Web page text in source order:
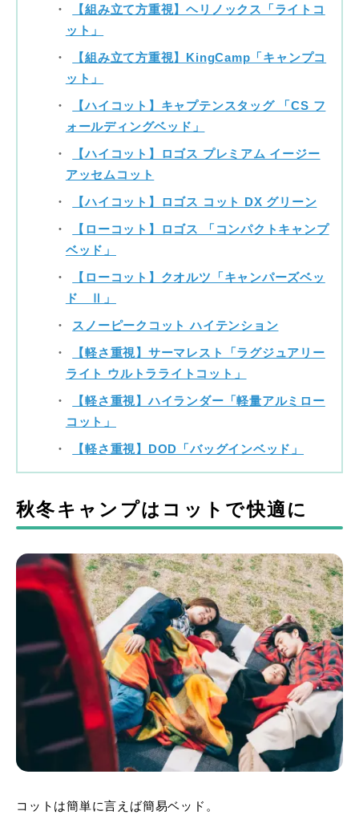
【組み立て方重視】ヘリノックス「ライトコ
ット」
【組み立て方重視】KingCamp「キャンプコ
ット」
【ハイコット】キャプテンスタッグ 「CS フ
ォールディングベッド」
【ハイコット】ロゴス プレミアム イージー
アッセムコット
【ハイコット】ロゴス コット DX グリーン
【ローコット】ロゴス 「コンパクトキャンプ
ベッド」
【ローコット】クオルツ「キャンパーズベッ
ド Ⅱ」
スノーピークコット ハイテンション
【軽さ重視】サーマレスト「ラグジュアリー
ライト ウルトラライトコット」
【軽さ重視】ハイランダー「軽量アルミロー
コット」
【軽さ重視】DOD「バッグインベッド」
秋冬キャンプはコットで快適に
コットは簡単に言えば簡易ベッド。